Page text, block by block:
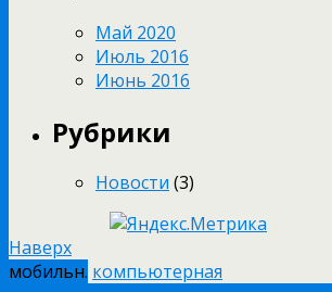
Май 2020
Июль 2016
Июнь 2016
Рубрики
Новости (3)
Наверх
мобильн. компьютерная